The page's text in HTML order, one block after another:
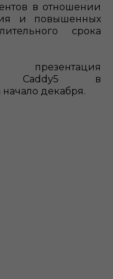
в отношении
и повышенных
срока
Caddy5 в
декабря.